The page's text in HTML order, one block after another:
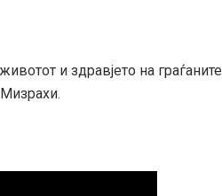
и здравјето на граѓаните